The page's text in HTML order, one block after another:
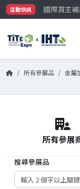
活動快訊
國際買主
參觀門票
國際買主補
所有參展品 金屬
所有參展
搜尋參展品